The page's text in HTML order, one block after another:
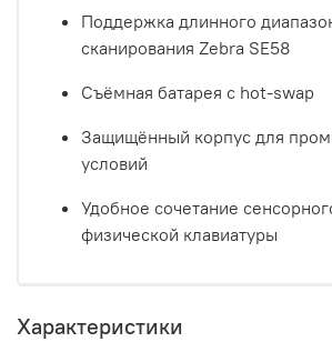
Поддержка длинного
сканирования Zebra SE58
Съёмная батарея с hot‑swap
Защищённый корпус для
условий
Удобное сочетание
физической клавиатуры
Характеристики